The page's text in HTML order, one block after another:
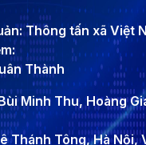
Thông tấn xã Việt
Thành
Minh Thu, Hoàng
Thánh Tông, Hà Nội,